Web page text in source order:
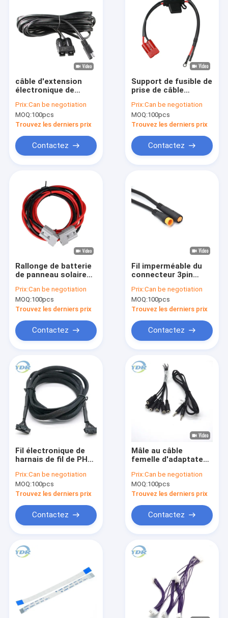
Produits
Au sujet de nous
Visite d'usine
Harnais électronique de fil
Harnais de fil de batterie
Câble du réseau Rj45 Ethernet
Câble d'affichage de LVDS
Câble d'adaptateur d'alimentation CC
Câbles de connecteur de batterie
Câble plat d'IDC
Câbles de données périodiques
Harnais de fil du voyant de signalisation de LED
Câbles de bâti de panneau
Jumper Wire électrique
câble d'extension
électronique de
de harnais de fil du
connecteur 2pin
Prix:Can be negotiation
MOQ:100pcs
Trouvez les derniers prix
Contactez
Support de fusible de
prise de câble
Connector Wire
Harness Assembly
Prix:Can be negotiation
MOQ:100pcs
Trouvez les derniers prix
Contactez
Rallonge de batterie
de panneau solaire
Electronic Wire
Harness
Prix:Can be negotiation
MOQ:100pcs
Trouvez les derniers prix
Contactez
Fil imperméable du
connecteur 3pin
câble d'Ebike du
noyau M8 3
Prix:Can be negotiation
MOQ:100pcs
Trouvez les derniers prix
Contactez
Fil électronique de
harnais de fil de PHB
des extrémités du
connecteur deux
d'IMMERSION
Prix:Can be negotiation
MOQ:100pcs
Trouvez les derniers prix
Contactez
Mâle au câble
femelle d'adaptateur,
d'automobile de 1.5m
Prix:Can be negotiation
MOQ:100pcs
Trouvez les derniers prix
Contactez